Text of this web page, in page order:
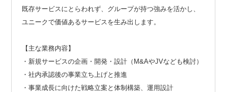
既存サービスにとらわれず、グループが持つ強みを活かし、
ユニークで価値あるサービスを生み出します。
【主な業務内容】
・新規サービスの企画・開発・設計（M&AやJVなども検討）
・社内承認後の事業立ち上げと推進
・事業成長に向けた戦略立案と体制構築、運用設計